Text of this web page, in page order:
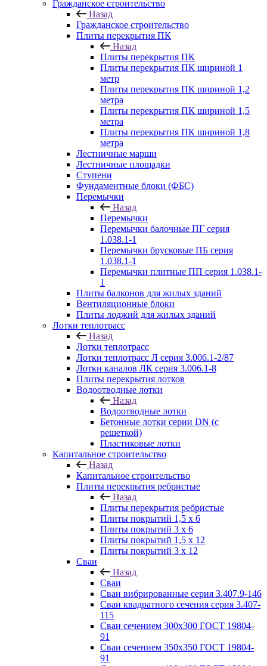
Гражданское строительство
Назад
Гражданское строительство
Плиты перекрытия ПК
Назад
Плиты перекрытия ПК
Плиты перекрытия ПК шириной 1
метр
Плиты перекрытия ПК шириной 1,2
метра
Плиты перекрытия ПК шириной 1,5
метра
Плиты перекрытия ПК шириной 1,8
метра
Лестничные марши
Лестничные площадки
Ступени
Фундаментные блоки (ФБС)
Перемычки
Назад
Перемычки
Перемычки балочные ПГ серия
1.038.1-1
Перемычки брусковые ПБ серия
1.038.1-1
Перемычки плитные ПП серия 1.038.1-
1
Плиты балконов для жилых зданий
Вентиляционные блоки
Плиты лоджий для жилых зданий
Лотки теплотрасс
Назад
Лотки теплотрасс
Лотки теплотрасс Л серия 3.006.1-2/87
Лотки каналов ЛК серия 3.006.1-8
Плиты перекрытия лотков
Водоотводные лотки
Назад
Водоотводные лотки
Бетонные лотки серии DN (с
решеткой)
Пластиковые лотки
Капитальное строительство
Назад
Капитальное строительство
Плиты перекрытия ребристые
Назад
Плиты перекрытия ребристые
Плиты покрытий 1,5 x 6
Плиты покрытий 3 x 6
Плиты покрытий 1,5 x 12
Плиты покрытий 3 x 12
Сваи
Назад
Сваи
Сваи вибрированные серия 3.407.9-146
Сваи квадратного сечения серия 3.407-
115
Сваи сечением 300х300 ГОСТ 19804-
91
Сваи сечением 350х350 ГОСТ 19804-
91